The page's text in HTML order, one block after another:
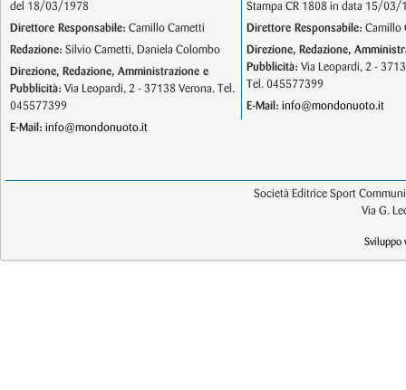
del 18/03/1978
Direttore Responsabile: Camillo Cametti
Redazione: Silvio Cametti, Daniela Colombo
Direzione, Redazione, Amministrazione e
Pubblicità: Via Leopardi, 2 - 37138 Verona. Tel.
045577399
E-Mail: info@mondonuoto.it
Stampa CR 1808 in data 15/03/
Direttore Responsabile: Camillo
Direzione, Redazione,
Pubblicità: Via Leopardi, 2 -
Tel. 045577399
E-Mail: info@mondonuoto.it
Società Editrice Sport
Via G.
Sviluppo